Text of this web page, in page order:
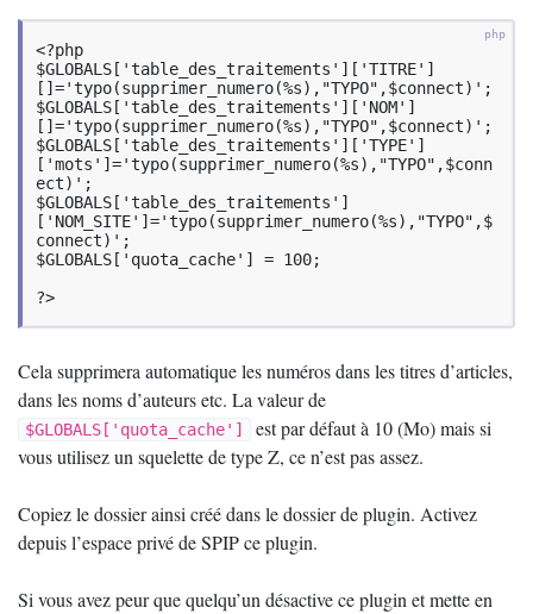
<?php
$GLOBALS['table_des_traitements']['TITRE']
[]='typo(supprimer_numero(%s),"TYPO",$connect)';
$GLOBALS['table_des_traitements']['NOM']
[]='typo(supprimer_numero(%s),"TYPO",$connect)';
$GLOBALS['table_des_traitements']['TYPE']
['mots']='typo(supprimer_numero(%s),"TYPO",$conn
ect)';
$GLOBALS['table_des_traitements']
['NOM_SITE']='typo(supprimer_numero(%s),"TYPO",$
connect)';
$GLOBALS['quota_cache'] = 100;
?>
Cela supprimera automatique les numéros dans les titres d’articles,
dans les noms d’auteurs etc. La valeur de
$GLOBALS['quota_cache']
est par défaut à 10 (Mo) mais si
vous utilisez un squelette de type Z, ce n’est pas assez.
Copiez le dossier ainsi créé dans le dossier de plugin. Activez
depuis l’espace privé deSPIPce plugin.
Si vous avez peur que quelqu’un désactive ce plugin et mette en